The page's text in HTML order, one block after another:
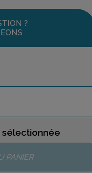
?
PANIER